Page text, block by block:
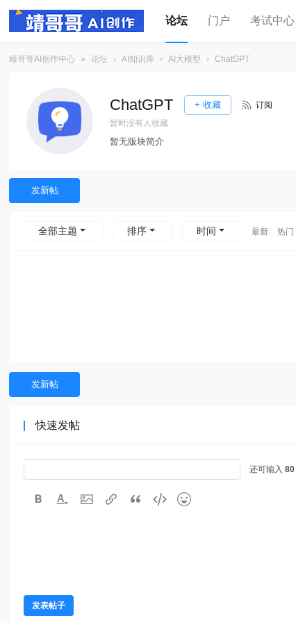
论坛 门户 考试中心
靖哥哥AI创作中心 » 论坛 › AI知识库 › AI大模型 › ChatGPT
ChatGPT + 收藏
订阅
暂时没有人收藏
暂无版块简介
发新帖
全部主题 排序 时间 最新 热门
发新帖
快速发帖
还可输入80
发表帖子